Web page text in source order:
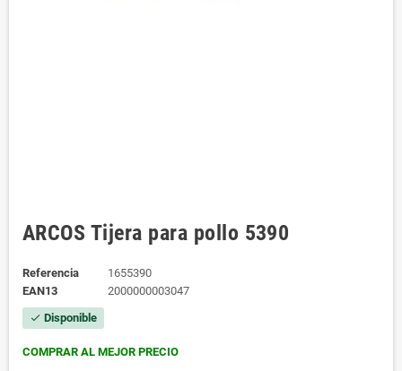
ARCOS Tijera para pollo 5390
Referencia
1655390
EAN13
2000000003047
check Disponible
COMPRAR AL MEJOR PRECIO